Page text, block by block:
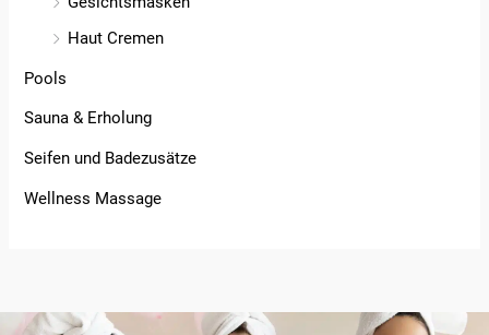
Haut Cremen
Pools
Sauna & Erholung
Seifen und Badezusätze
Wellness Massage